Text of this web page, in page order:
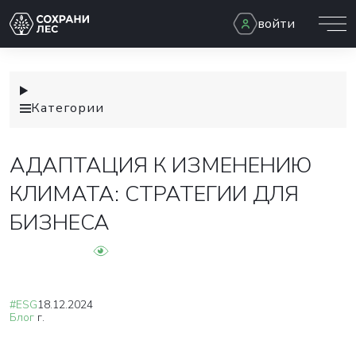
войти
Категории
АДАПТАЦИЯ К ИЗМЕНЕНИЮ
КЛИМАТА: СТРАТЕГИИ ДЛЯ
БИЗНЕСА
#ESG
Блог
18.12.2024
г.